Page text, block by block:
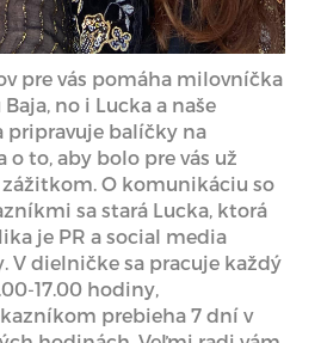
pre vás pomáha milovníčka
no i Lucka a naše
pripravuje balíčky na
o to, aby bolo pre vás už
O komunikáciu so
sa stará Lucka, ktorá
je PR a social media
V dielničke sa pracuje každý
17.00 hodiny,
prebieha 7 dní v